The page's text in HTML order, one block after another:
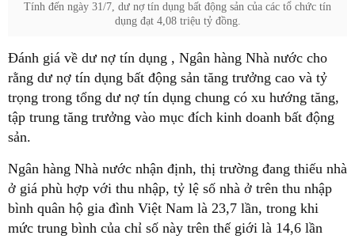
Tính đến ngày 31/7, dư nợ tín dụng bất động sản của các tổ chức tín
dụng đạt 4,08 triệu tỷ đồng.
Đánh giá về dư nợ tín dụng , Ngân hàng Nhà nước cho
rằng dư nợ tín dụng bất động sản tăng trưởng cao và tỷ
trọng trong tổng dư nợ tín dụng chung có xu hướng tăng,
tập trung tăng trưởng vào mục đích kinh doanh bất động
sản.
Ngân hàng Nhà nước nhận định, thị trường đang thiếu nhà
ở giá phù hợp với thu nhập, tỷ lệ số nhà ở trên thu nhập
bình quân hộ gia đình Việt Nam là 23,7 lần, trong khi
mức trung bình của chỉ số này trên thế giới là 14,6 lần